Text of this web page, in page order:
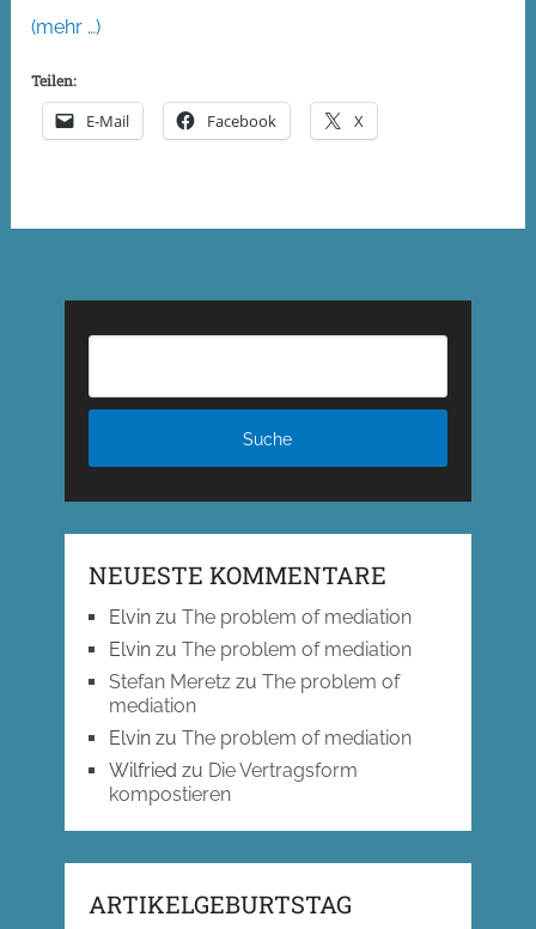
(mehr …)
Teilen:
E-Mail Facebook X
NEUESTE KOMMENTARE
Elvinzu The problem of mediation
Elvinzu The problem of mediation
Stefan Meretzzu The problem of
mediation
Elvinzu The problem of mediation
Wilfried zu Die Vertragsform
kompostieren
ARTIKELGEBURTSTAG